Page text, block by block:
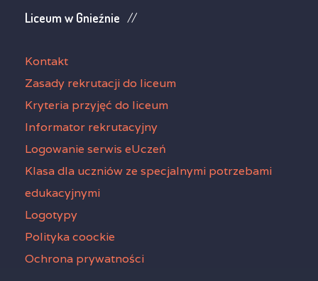
Liceum w Gnieźnie
Kontakt
Zasady rekrutacji do liceum
Kryteria przyjęć do liceum
Informator rekrutacyjny
Logowanie serwis eUczeń
Klasa dla uczniów ze specjalnymi potrzebami
edukacyjnymi
Logotypy
Polityka coockie
Ochrona prywatności